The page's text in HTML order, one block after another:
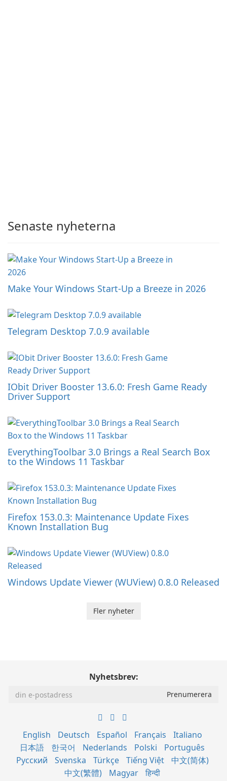
Senaste nyheterna
Make Your Windows Start-Up a Breeze in 2026
Telegram Desktop 7.0.9 available
IObit Driver Booster 13.6.0: Fresh Game Ready
Driver Support
EverythingToolbar 3.0 Brings a Real Search Box
to the Windows 11 Taskbar
Firefox 153.0.3: Maintenance Update Fixes
Known Installation Bug
Windows Update Viewer (WUView) 0.8.0 Released
Fler nyheter
Nyhetsbrev:
English Deutsch Español Français
Italiano
日本語
한국어 Nederlands Polski
Português
Русский
Svenska Türkçe Tiếng Việt
中文(简体)
中文(繁體)
Magyar हिन्दी